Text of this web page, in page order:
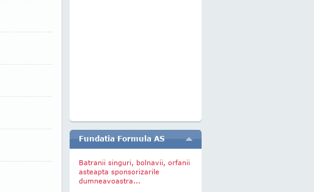
Fundatia Formula AS
Batranii singuri, bolnavii, orfanii
asteapta sponsorizarile
dumneavoastra...